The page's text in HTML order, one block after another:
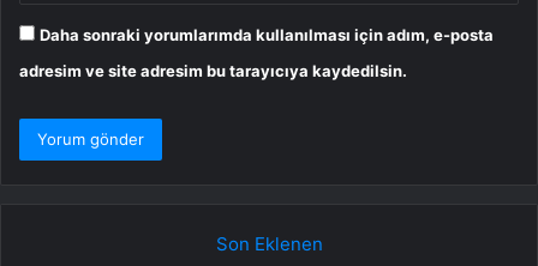
Daha sonraki yorumlarımda kullanılması için adım, e-posta
adresim ve site adresim bu tarayıcıya kaydedilsin.
Son Eklenen